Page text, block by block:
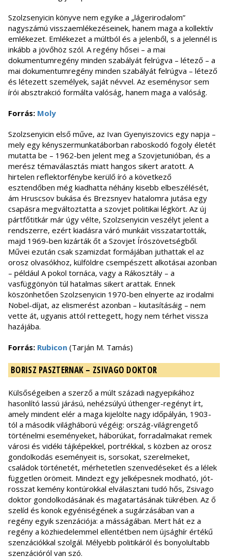
Szolzsenyicin könyve nem egyike a „lágerirodalom”
nagyszámú visszaemlékezéseinek, hanem maga a kollektív
emlékezet. Emlékezet a múltból és a jelenből, s a jelennél is
inkább a jövőhöz szól. A regény hősei – a mai
dokumentumregény minden szabályát felrúgva – létező – a
mai dokumentumregény minden szabályát felrúgva – létező
és létezett személyek, saját névvel. Az eseménysor sem
írói absztrakció formálta valóság, hanem maga a valóság.
Forrás: Moly
Szolzsenyicin első műve, az Ivan Gyenyiszovics egy napja –
mely egy kényszermunkatáborban raboskodó fogoly életét
mutatta be – 1962-ben jelent meg a Szovjetunióban, és a
merész témaválasztás miatt hangos sikert aratott. A
hirtelen reflektorfénybe kerülő író a következő
esztendőben még kiadhatta néhány kisebb elbeszélését,
ám Hruscsov bukása és Brezsnyev hatalomra jutása egy
csapásra megváltoztatta a szovjet politikai légkört. Az új
pártfőtitkár már úgy vélte, Szolzsenyicin veszélyt jelent a
rendszerre, ezért kiadásra váró munkáit visszatartották,
majd 1969-ben kizárták őt a Szovjet Írószövetségből.
Művei ezután csak szamizdat formájában juthattak el az
orosz olvasókhoz, külföldre csempészett alkotásai azonban
– például A pokol tornáca, vagy a Rákosztály – a
vasfüggönyön túl hatalmas sikert arattak. Ennek
köszönhetően Szolzsenyicin 1970-ben elnyerte az irodalmi
Nobel-díjat, az elismerést azonban – kiutasításáig – nem
vette át, ugyanis attól rettegett, hogy nem térhet vissza
hazájába.
Forrás: Rubicon (Tarján M. Tamás)
BORISZ PASZTERNAK – ZSIVAGO DOKTOR
Külsőségeiben a szerző a múlt századi nagyepikához
hasonlító lassú járású, nehézsúlyú úthenger-regényt írt,
amely mindent elér a maga kijelölte nagy időpályán, 1903-
tól a második világháború végéig: ország-világrengető
történelmi eseményeket, háborúkat, forradalmakat remek
városi és vidéki tájképekkel, portrékkal, s közben az orosz
gondolkodás eseményeit is, sorsokat, szerelmeket,
családok történetét, mérhetetlen szenvedéseket és a lélek
független örömeit. Mindezt egy jelképesnek modható, jót-
rosszat kemény kontúrokkal elválasztani tudó hős, Zsivago
doktor gondolkodásának és magatartásának tükrében. Az ő
szelíd és konok egyéniségének a sugárzásában van a
regény egyik szenzációja: a másságában. Mert hát ez a
regény a közhiedelemmel ellentétben nem újsághír értékű
szenzációkkal szolgál. Mélyebb politikáról és bonyolultabb
szenzációról van szó.